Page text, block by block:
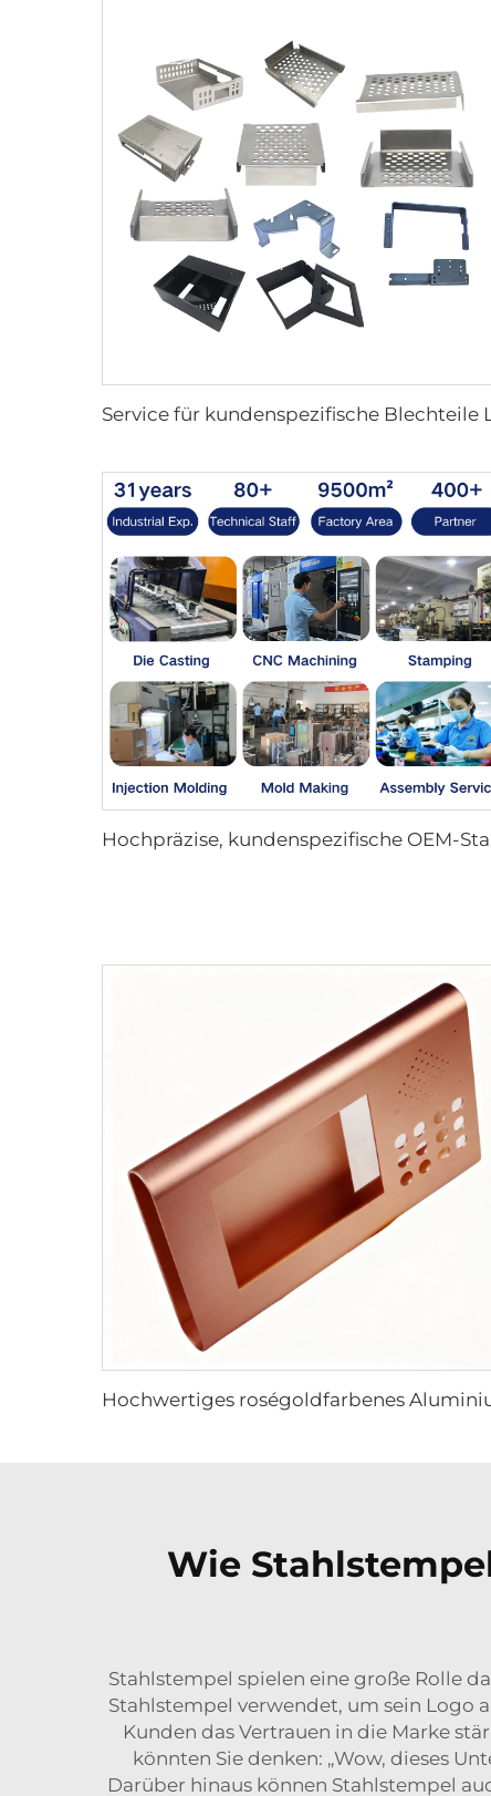
Wie
Stahlstempel spielen eine große Rolle
Stahlstempel verwendet, um sein Logo
Kunden das Vertrauen in die Marke
könnten Sie denken: „Wow, dieses
Darüber hinaus können Stahlstempel